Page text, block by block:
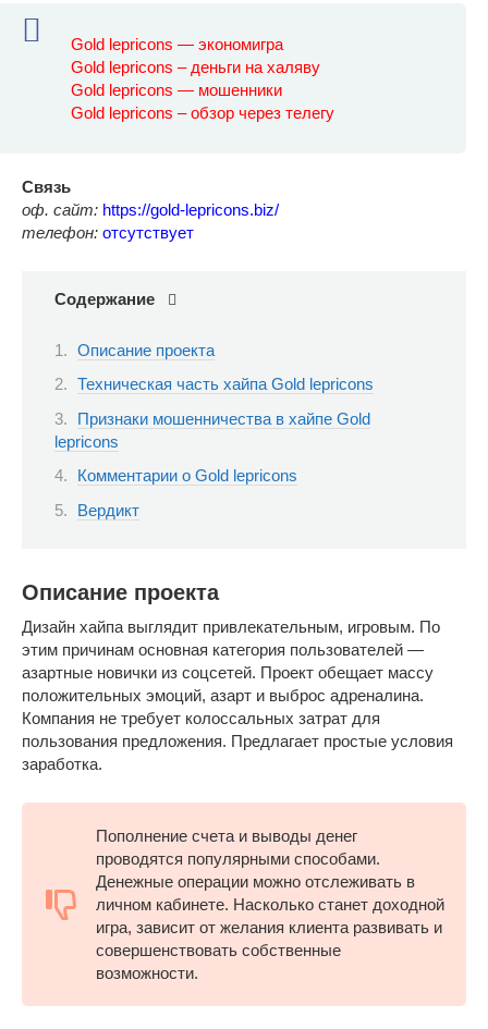
Gold lepricons — экономигра
Gold lepricons – деньги на халяву
Gold lepricons — мошенники
Gold lepricons – обзор через телегу
Связь
оф. сайт: https://gold-lepricons.biz/
телефон: отсутствует
Содержание
Описание проекта
Техническая часть хайпа Gold lepricons
Признаки мошенничества в хайпе Gold
lepricons
Комментарии о Gold lepricons
Вердикт
Описание проекта
Дизайн хайпа выглядит привлекательным, игровым. По
этим причинам основная категория пользователей —
азартные новички из соцсетей. Проект обещает массу
положительных эмоций, азарт и выброс адреналина.
Компания не требует колоссальных затрат для
пользования предложения. Предлагает простые условия
заработка.
Пополнение счета и выводы денег
проводятся популярными способами.
Денежные операции можно отслеживать в
личном кабинете. Насколько станет доходной
игра, зависит от желания клиента развивать и
совершенствовать собственные
возможности.